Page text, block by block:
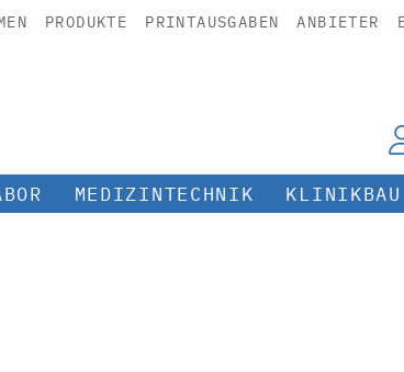
PRODUKTE PRINTAUSGABEN ANBIETER
MEDIZINTECHNIK KLINIKBAU